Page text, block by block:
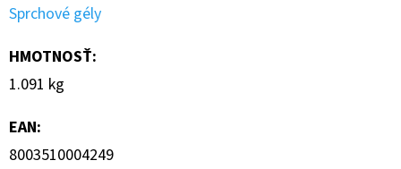
Sprchové gély
HMOTNOSŤ:
1.091 kg
EAN:
8003510004249